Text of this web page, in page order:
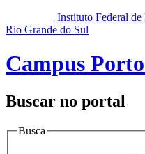
Instituto Federal
Rio Grande do Sul
Campus
Buscar no portal
Busca